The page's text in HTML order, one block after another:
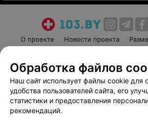
О проекте Новости проекта
Пользовательское соглашение
Вакансии
Партнеры
Написать руководителю
Обработка файлов
Наш сайт использует файлы cookie для
удобства пользователей сайта, его
статистики и предоставления
рекомендаций.